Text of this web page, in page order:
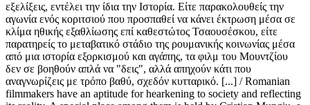
εξελίξεις, εντέλει την ίδια την Ιστορία. Είτε παρακολουθείς την
αγωνία ενός κοριτσιού που προσπαθεί να κάνει έκτρωση μέσα σε
κλίμα ηθικής εξαθλίωσης επί καθεστώτος Τσαουσέσκου, είτε
παρατηρείς το μεταβατικό στάδιο της ρουμανικής κοινωνίας μέσα
από μια ιστορία εξορκισμού και αγάπης, τα φιλμ του Μουντζίου
δεν σε βοηθούν απλά να "δεις", αλλά απηχούν κάτι που
αναγνωρίζεις με τρόπο βαθύ, σχεδόν κυτταρικό. [...] / Romanian
filmmakers have an aptitude for hearkening to society and reflecting